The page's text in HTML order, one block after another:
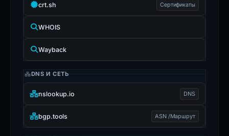
crt.sh Сертификаты
WHOIS
Wayback
DNS И СЕТЬ
nslookup.io DNS
bgp.tools ASN /Маршрут